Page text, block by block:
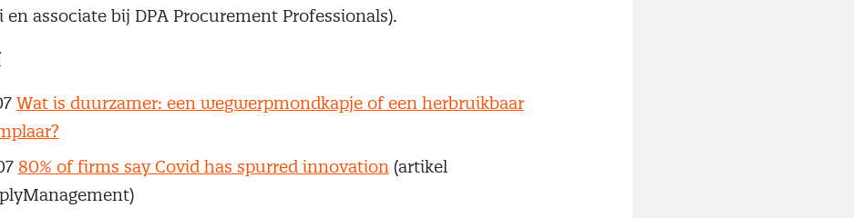
en associate bij DPA Procurement Professionals).
Wat is duurzamer: een wegwerpmondkapje of een herbruikbaar
80% of firms say Covid has spurred innovation(artikel